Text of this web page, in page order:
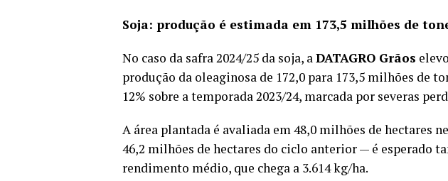
Soja: produção é estimada em 173,5 milhões de
No caso da safra 2024/25 da soja, a DATAGRO Grãos
produção da oleaginosa de 172,0 para 173,5 milhões de
12% sobre a temporada 2023/24, marcada por severas
A área plantada é avaliada em 48,0 milhões de hectares
46,2 milhões de hectares do ciclo anterior — é esperado
rendimento médio, que chega a 3.614 kg/ha.